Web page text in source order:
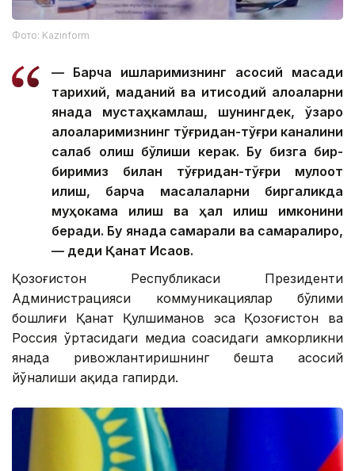
— Барча ишларимизнинг асосий мақсади
тарихий, маданий ва иқтисодий алоқаларни
янада мустаҳкамлаш, шунингдек, ўзаро
алоқаларимизнинг тўғридан-тўғри каналини
сақлаб қолиш бўлиши керак. Бу бизга бир-
биримиз билан тўғридан-тўғри мулоқот
қилиш, барча масалаларни биргаликда
муҳокама қилиш ва ҳал қилиш имконини
беради. Бу янада самарали ва самаралироқ,
— деди Қанат Исқақов.
Қозоғистон Республикаси Президенти
Администрацияси коммуникациялар бўлими
бошлиғи Қанат Қулшиманов эса Қозоғистон ва
Россия ўртасидаги медиа соҳасидаги ҳамкорликни
янада ривожлантиришнинг бешта асосий